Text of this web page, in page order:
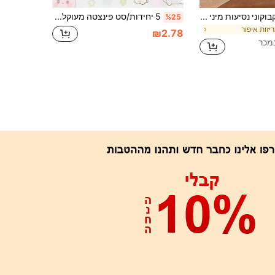
1/3/5 יחידות בקבוקוני נסיעות מיני למייקאפ נוזלי, קונסילר ושפתיים, 4 מ"ל/0.1 אונקיות - מיכלי קוסמטיקה ניידים עם פקקים נפתחים, ללא בישום, אידיאליים לדוגמיות איפור ומוצרי טיפוח, אביזרי נסיעות לחופשה, פריטי חובה לנסיעות קיץ, איפור, זול, עיצוב חדר, איפור, נסיעות, חדר שינה, אביזרי איפור, זול, מזכרות גרביים, איפור, כלי איפור, דברים זולים, מתנות, מתנות לנשים, מתנות לחג המולד, מתנות, נסיעות, דברים זולים, פריטי חובה לנסיעות
איפור
%25 5 יחידות/סט פינצטה מעוקלת מצוירת, מסלסל ריסים אנטי-סטטי חדש בדיוק גבוה, פינצטה להארכת ריסים מצוירת, כלי הארכת ריסים, פינצטה למתחילים, מהדק עזר להארכת ריסים בדיוק גבוה, פינצטה עם קליפס נוצה מנירוסטה לאמני ריסים, מתאים לסקראפבוקינג ולפרויקטים, איפור, עבודות יד, טיפוח גבות - משובץ אסתטי, נירוסטה, ציוד לציפורניים, ריסים, נסיעות, ציוד לציפורניים, ורוד, מתנות, מתנות לנשים
₪2.78
אפליקציה